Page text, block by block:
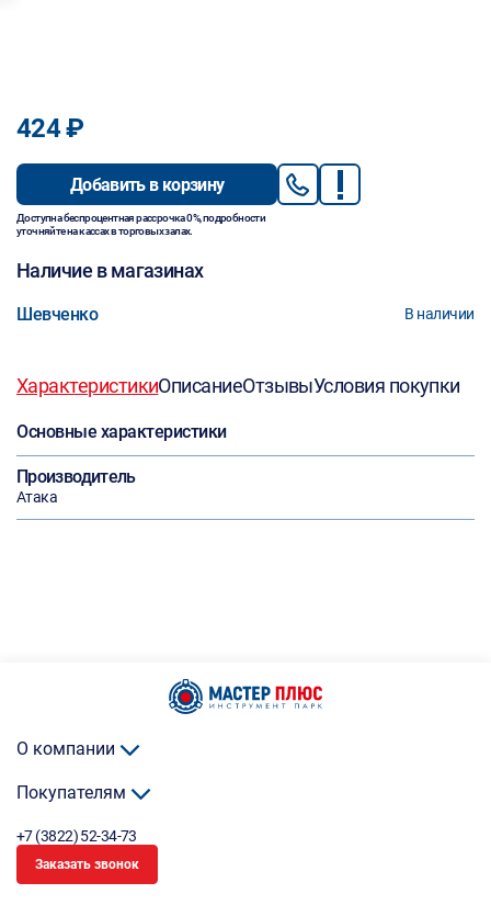
424 ₽
Добавить в корзину
Доступна беспроцентная рассрочка 0%, подробности
уточняйте на кассах в торговых залах.
Наличие в магазинах
Шевченко В наличии
ХарактеристикиОписаниеОтзывыУсловия покупки
Основные характеристики
Производитель
Атака
О компании
Покупателям
+7 (3822) 52-34-73
Заказать звонок